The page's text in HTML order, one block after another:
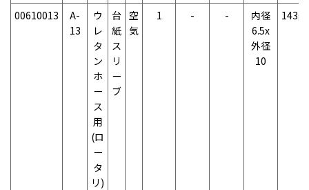
00610013
A-
13
ウ
レ
タ
ン
ホ
ー
ス
用
(ロ
ー
タ
リ)
台
紙
ス
リ
ー
ブ
空
気
1 - -
内径
6.5x
外径
10
143g